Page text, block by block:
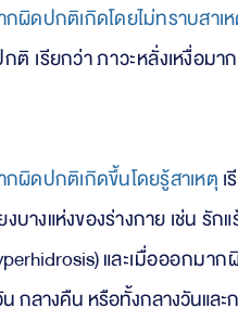
กผิดปกติเกิดโดยไม่ทราบสาเ
กติ เรียกว่าภาวะหลั่งเหงื่อม
กผิดปกติเกิดขึ้นโดยรู้สาเหตุ
างแห่งของร่างกาย เช่น รัก
และเมื่อออกมา
กลางคืน หรือทั้งกลางวันและ